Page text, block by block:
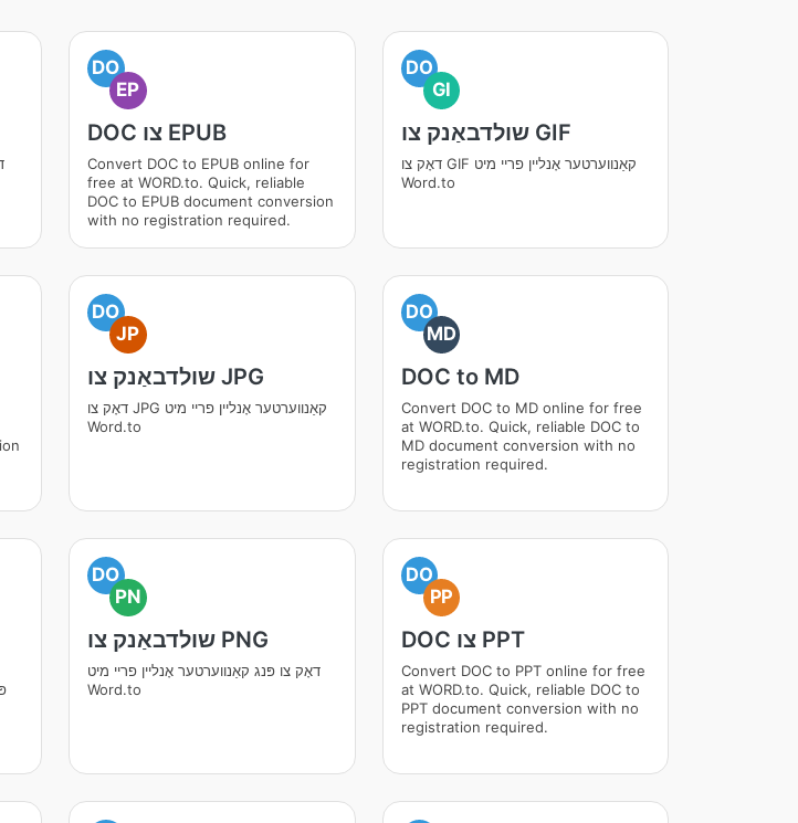
DO
EP
DOC צו EPUB
Convert DOC to EPUB online for
free at WORD.to. Quick, reliable
DOC to EPUB document conversion
with no registration required.
DO
GI
שולדבאַנק צו GIF
דאָק צו GIF קאַנווערטער אָנליין פריי מיט
Word.to
DO
JP
שולדבאַנק צו JPG
דאָק צו JPG קאַנווערטער אָנליין פריי מיט
Word.to
DO
MD
DOC to MD
Convert DOC to MD online for free
at WORD.to. Quick, reliable DOC to
MD document conversion with no
registration required.
DO
PN
שולדבאַנק צו PNG
דאָק צו פּנג קאַנווערטער אָנליין פריי מיט
Word.to
DO
PP
DOC צו PPT
Convert DOC to PPT online for free
at WORD.to. Quick, reliable DOC to
PPT document conversion with no
registration required.